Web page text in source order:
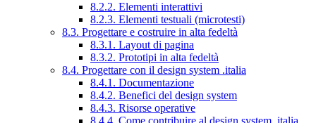
8.2.2. Elementi interattivi
8.2.3. Elementi testuali (microtesti)
8.3. Progettare e costruire in alta fedeltà
8.3.1. Layout di pagina
8.3.2. Prototipi in alta fedeltà
8.4. Progettare con il design system .italia
8.4.1. Documentazione
8.4.2. Benefici del design system
8.4.3. Risorse operative
8.4.4. Come contribuire al design system .italia